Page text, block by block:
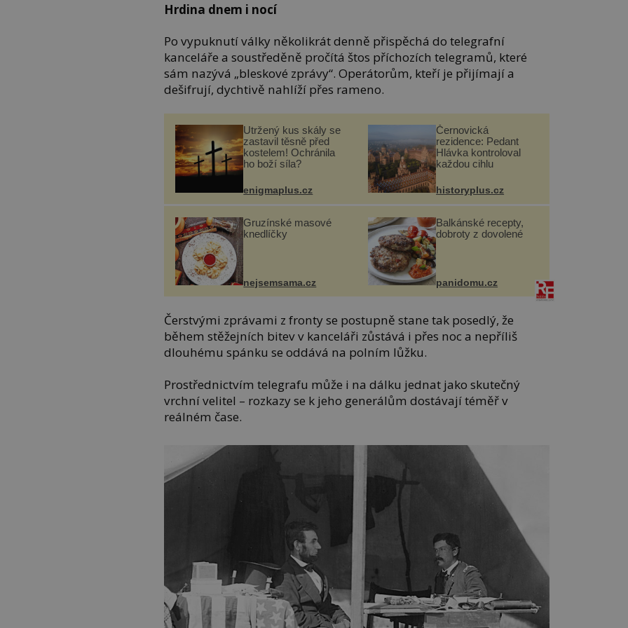
Hrdina dnem i nocí
Po vypuknutí války několikrát denně přispěchá do telegrafní
kanceláře a soustředěně pročítá štos příchozích telegramů, které
sám nazývá „bleskové zprávy“. Operátorům, kteří je přijímají a
dešifrují, dychtivě nahlíží přes rameno.
Utržený kus skály se
zastavil těsně před
kostelem! Ochránila
ho boží síla?
enigmaplus.cz
Černovická
rezidence: Pedant
Hlávka kontroloval
každou cihlu
historyplus.cz
Gruzínské masové
knedlíčky
nejsemsama.cz
Balkánské recepty,
dobroty z dovolené
panidomu.cz
Čerstvými zprávami z fronty se postupně stane tak posedlý, že
během stěžejních bitev v kanceláři zůstává i přes noc a nepříliš
dlouhému spánku se oddává na polním lůžku.
Prostřednictvím telegrafu může i na dálku jednat jako skutečný
vrchní velitel – rozkazy se k jeho generálům dostávají téměř v
reálném čase.